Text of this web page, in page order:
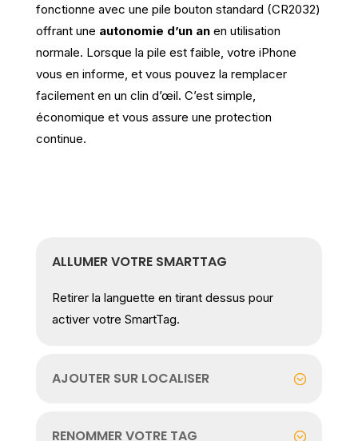
fonctionne avec une pile bouton standard (CR2032)
offrant une autonomie d’un anen utilisation
normale. Lorsque la pile est faible, votre iPhone
vous en informe, et vous pouvez la remplacer
facilement en un clin d’œil. C’est simple,
économique et vous assure une protection
continue.
ALLUMER VOTRE SMARTTAG
Retirer la languette en tirant dessus pour
activer votre SmartTag.
AJOUTER SUR LOCALISER
RENOMMER VOTRE TAG